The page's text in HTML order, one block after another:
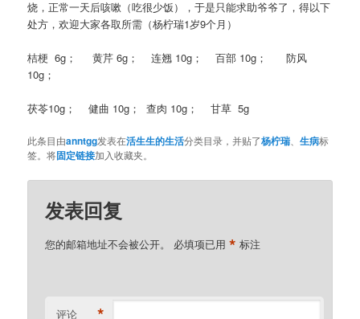
烧，正常一天后咳嗽（吃很少饭），于是只能求助爷爷了，得以下
处方，欢迎大家各取所需（杨柠瑞1岁9个月）
桔梗 6g； 黄芹 6g； 连翘 10g； 百部 10g； 防风
10g；
茯苓10g； 健曲 10g； 查肉 10g； 甘草 5g
此条目由anntgg发表在活生生的生活分类目录，并贴了杨柠瑞、生病标
签。将固定链接加入收藏夹。
发表回复
您的邮箱地址不会被公开。 必填项已用* 标注
评论